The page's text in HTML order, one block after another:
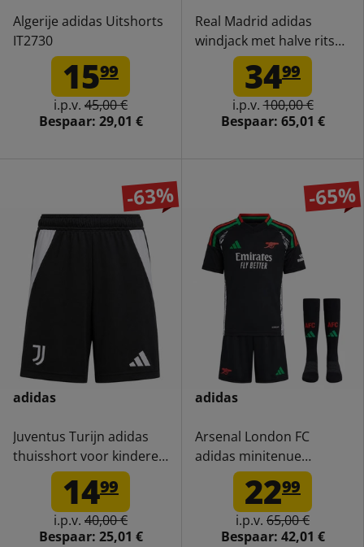
Algerije adidas Uitshorts
IT2730
1599
i.p.v. 45,00 €
Bespaar: 29,01 €
Real Madrid adidas
windjack met halve rits
voor heren IT3796
3499
i.p.v.100,00 €
Bespaar: 65,01 €
-63%
adidas
Juventus Turijn adidas
thuisshort voor kinderen
IT3553
1499
i.p.v. 40,00 €
Bespaar: 25,01 €
-65%
adidas
Arsenal London FC
adidas minitenue
peuters shirt en broekje
2299
i.p.v. 65,00 €
Bespaar: 42,01 €